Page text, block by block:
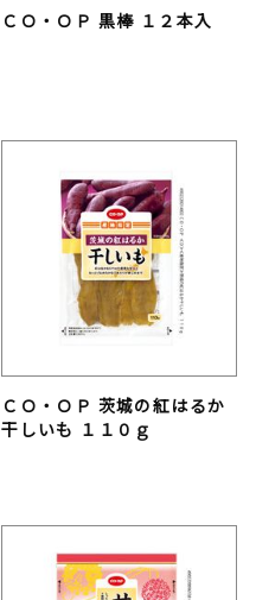
ＣＯ・ＯＰ 黒棒 １２本入
ＣＯ・ＯＰ 茨城の紅はるか
干しいも １１０ｇ